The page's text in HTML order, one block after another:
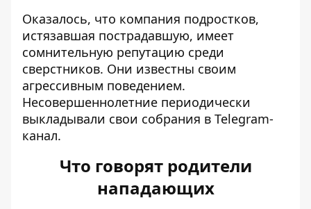
Оказалось, что компания подростков,
истязавшая пострадавшую, имеет
сомнительную репутацию среди
сверстников. Они известны своим
агрессивным поведением.
Несовершеннолетние периодически
выкладывали свои собрания в Telegram-
канал.
Что говорят родители
нападающих